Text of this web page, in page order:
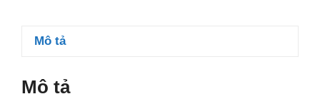
Mô tả
Mô tả